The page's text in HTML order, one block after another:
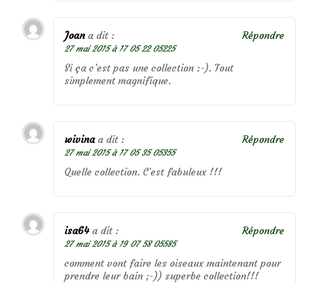
Joan a dit :
27 mai 2015 à 17 05 22 05225
Si ça c’est pas une collection :-). Tout
simplement magnifique.
Répondre
wivina a dit :
27 mai 2015 à 17 05 35 05355
Quelle collection. C’est fabuleux !!!
Répondre
isa64 a dit :
27 mai 2015 à 19 07 58 05585
comment vont faire les oiseaux maintenant pour
prendre leur bain ;-)) superbe collection!!!
Répondre